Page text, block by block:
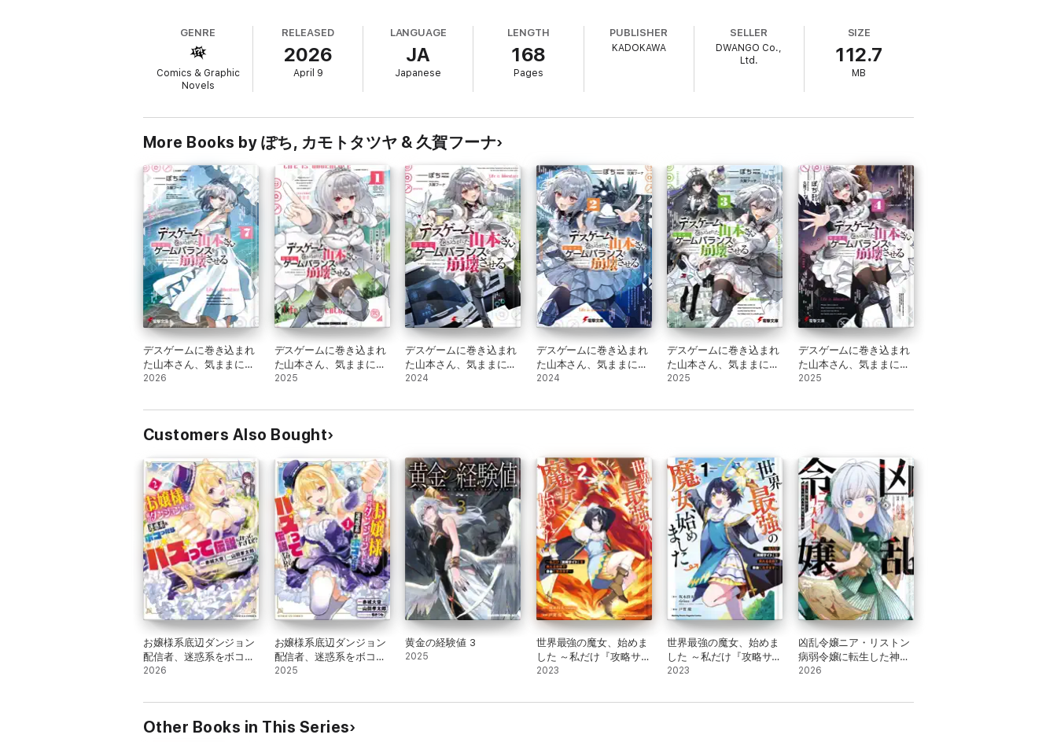
GENRE
Comics & Graphic
Novels
RELEASED
2026
April 9
LANGUAGE
JA
Japanese
LENGTH
168
Pages
PUBLISHER
KADOKAWA
SELLER
DWANGO Co.,
Ltd.
SIZE
112.7
MB
More Books by ぽち, カモトタツヤ & 久賀フーナ
デスゲームに巻き込まれ
た山本さん、気ままにゲ
ームバランスを崩壊させ
2026
デスゲームに巻き込まれ
た山本さん、気ままにゲ
ームバランスを崩壊させ
2025
デスゲームに巻き込まれ
た山本さん、気ままにゲ
ームバランスを崩壊させ
2024
デスゲームに巻き込まれ
た山本さん、気ままにゲ
ームバランスを崩壊させ
2024
デスゲームに巻き込まれ
た山本さん、気ままにゲ
ームバランスを崩壊させ
2025
デスゲームに巻き込まれ
た山本さん、気ままにゲ
ームバランスを崩壊させ
2025
Customers Also Bought
お嬢様系底辺ダンジョン
配信者、迷惑系をボコっ
たらバズって伝説になっ
2026
お嬢様系底辺ダンジョン
配信者、迷惑系をボコっ
たらバズって伝説になっ
2025
黄金の経験値 3
2025
世界最強の魔女、始めま
した ～私だけ『攻略サイ
ト』を見れる世界で自由
2023
世界最強の魔女、始めま
した ～私だけ『攻略サイ
ト』を見れる世界で自由
2023
凶乱令嬢ニア・リストン
病弱令嬢に転生した神殺
しの武人の華麗なる無双
2026
Other Books in This Series